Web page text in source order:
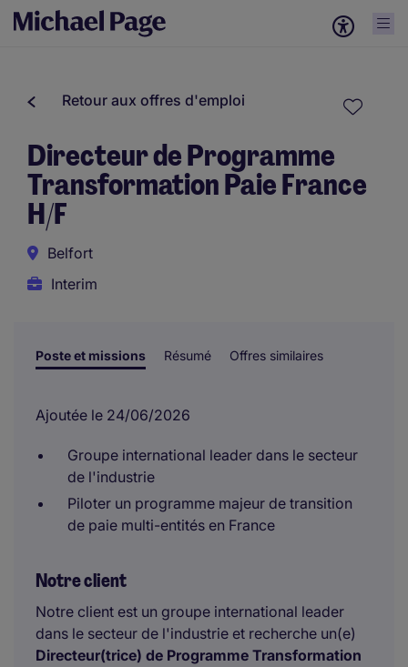
Retour aux offres d'emploi
Directeur de Programme
Transformation Paie France
H/F
Belfort
Interim
Poste et missions Résumé Offres similaires
Ajoutée le 24/06/2026
Groupe international leader dans le secteur
de l'industrie
Piloter un programme majeur de transition
de paie multi-entités en France
Notre client
Notre client est un groupe international leader
dans le secteur de l'industrie et recherche un(e)
Directeur(trice) de Programme Transformation